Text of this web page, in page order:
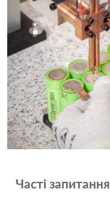
Часті запитання